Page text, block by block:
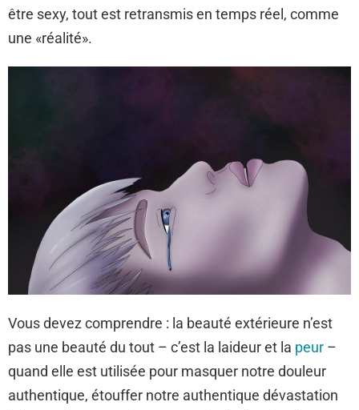
être sexy, tout est retransmis en temps réel, comme
une «réalité».
Vous devez comprendre : la beauté extérieure n’est
pas une beauté du tout – c’est la laideur et la peur –
quand elle est utilisée pour masquer notre douleur
authentique, étouffer notre authentique dévastation